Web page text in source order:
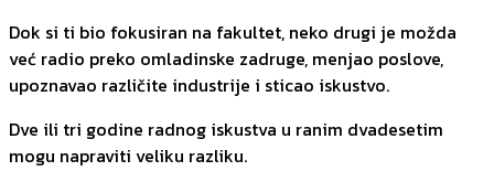
Dok si ti bio fokusiran na fakultet, neko drugi je možda
već radio preko omladinske zadruge, menjao poslove,
upoznavao različite industrije i sticao iskustvo.
Dve ili tri godine radnog iskustva u ranim dvadesetim
mogu napraviti veliku razliku.